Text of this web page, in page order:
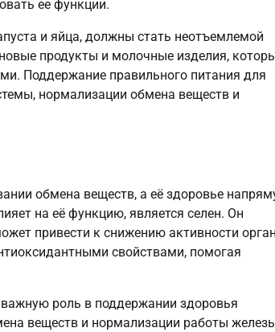
ее функции.
и яйца, должны стать неотъемлемой
продукты и молочные изделия,
Поддержание правильного питания для
нормализации обмена веществ и
обмена веществ, а её здоровье
на её функцию, является селен. Он
привести к снижению активности
свойствами, помогая
роль в поддержании здоровья
веществ и нормализации работы